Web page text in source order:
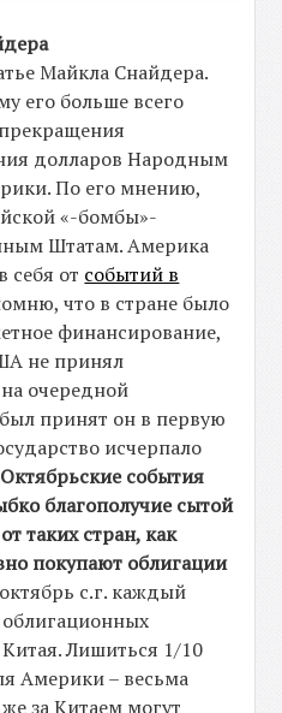
Майкла Снайдера.
его больше всего
долларов Народным
По его мнению,
«-бомбы»-
Штатам. Америка
себя от событий в
что в стране было
финансирование,
не принял
очередной
принят он в первую
исчерпало
Октябрьские события
благополучие сытой
таких стран, как
покупают облигации
с.г. каждый
Лишиться 1/10
Америки – весьма
за Китаем могут